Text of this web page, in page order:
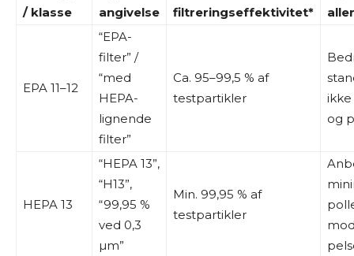
/ klasse
angivelse
filtreringseffektivitet*
EPA 11–12
“EPA-
filter” /
“med
HEPA-
lignende
filter”
Ca. 95–99,5 % af
testpartikler
ikke
og
HEPA 13
“HEPA 13”,
“H13”,
“99,95 %
ved 0,3
µm”
Min. 99,95 % af
testpartikler